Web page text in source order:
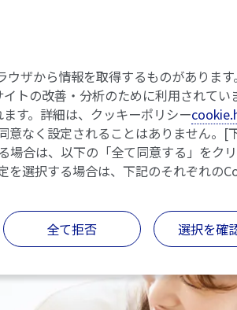
ザから情報を取得するものがありま
トの改善・分析のために利用されて
す。詳細は、クッキーポリシー
なく設定されることはありません。[
合は、以下の「全て同意する」をク
選択する場合は、下記のそれぞれの
全て拒否 選択を確